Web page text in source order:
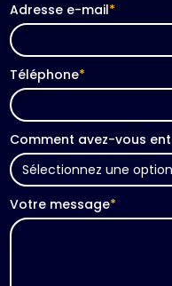
Adresse e-mail*
Téléphone*
Comment avez-vous
Votre message*